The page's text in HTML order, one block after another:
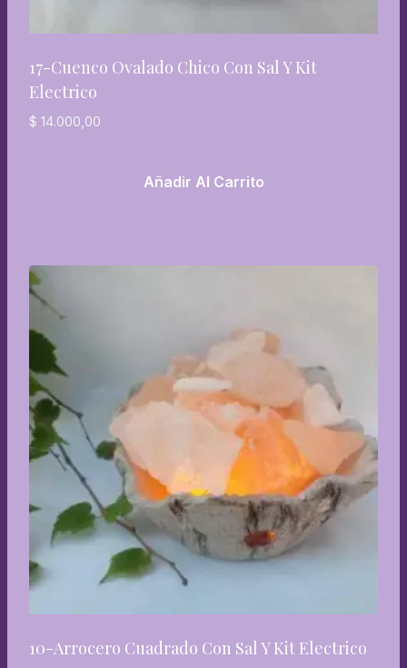
17-Cuenco Ovalado Chico Con Sal Y Kit
Electrico
$ 14.000,00
Añadir Al Carrito
10-Arrocero Cuadrado Con Sal Y Kit Electrico